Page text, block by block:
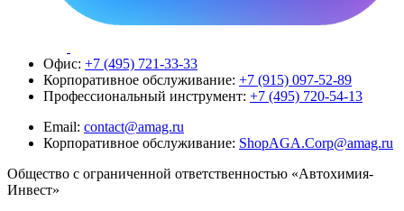
Офис: +7 (495) 721-33-33
Корпоративное обслуживание: +7 (915) 097-52-89
Профессиональный инструмент: +7 (495) 720-54-13
Email: contact@amag.ru
Корпоративное обслуживание: ShopAGA.Corp@amag.ru
Общество с ограниченной ответственностью «Автохимия-
Инвест»